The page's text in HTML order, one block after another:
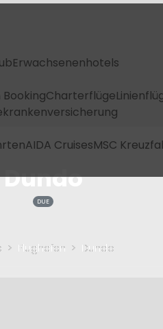
Erwachsenenhotels
Charterflüge
AIDA CruisesMSC
Dundo
DUE
Flughafen Dundo